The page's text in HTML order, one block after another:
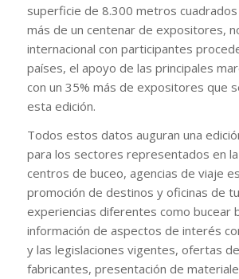
superficie de 8.300 metros
más de un centenar de expositores,
internacional con participantes
países, el apoyo de las principales
con un 35% más de expositores que
esta edición.
Todos estos datos auguran una
para los sectores representados en
centros de buceo, agencias de viaje
promoción de destinos y oficinas de
experiencias diferentes como bucear
información de aspectos de interés
y las legislaciones vigentes, ofertas
fabricantes, presentación de